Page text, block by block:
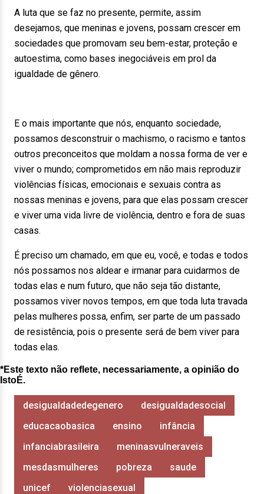
A luta que se faz no presente, permite, assim
desejamos, que meninas e jovens, possam crescer em
sociedades que promovam seu bem-estar, proteção e
autoestima, como bases inegociáveis em prol da
igualdade de gênero.
E o mais importante que nós, enquanto sociedade,
possamos desconstruir o machismo, o racismo e tantos
outros preconceitos que moldam a nossa forma de ver e
viver o mundo; comprometidos em não mais reproduzir
violências físicas, emocionais e sexuais contra as
nossas meninas e jovens, para que elas possam crescer
e viver uma vida livre de violência, dentro e fora de suas
casas.
É preciso um chamado, em que eu, você, e todas e todos
nós possamos nos aldear e irmanar para cuidarmos de
todas elas e num futuro, que não seja tão distante,
possamos viver novos tempos, em que toda luta travada
pelas mulheres possa, enfim, ser parte de um passado
de resistência, pois o presente será de bem viver para
todas elas.
*Este texto não reflete, necessariamente, a opinião do
IstoÉ.
desigualdadedegenero
desigualdadesocial
educacaobasica
ensino
infância
infanciabrasileira
meninasvulneraveis
mesdasmulheres
pobreza
saude
unicef
violenciasexual